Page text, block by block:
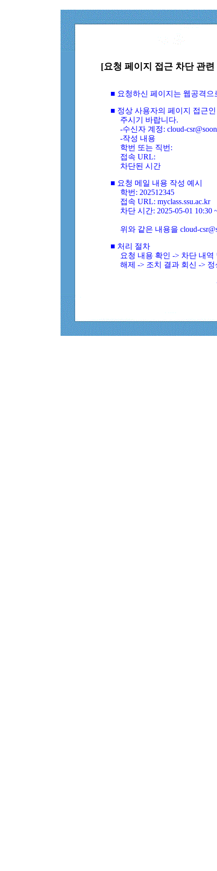
[요청 페이지 접근 차단 관
■ 요청하신 페이지는 웹공격
■ 정상 사용자의 페이지 접근
주시기 바랍니다.
-수신자 계정: cloud-
-작성 내용
학번 또는 직번:
접속 URL:
차단된 시간
■ 요청 메일 내용 작성 예시
학번: 202512345
접속 URL: myclass.ssu.ac.kr
차단 시간: 2025-05-01 10:30
위와 같은 내용을 cloud-
■ 처리 절차
요청 내용 확인 -> 차단 내
해제 -> 조치 결과 회신 ->